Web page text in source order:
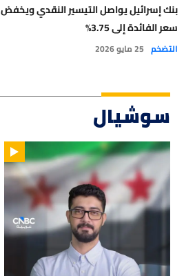
بنك إسرائيل يواصل التيسير النقدي ويخفض
سعر الفائدة إلى 3.75%
التضخم 25 مايو 2026
سوشيال